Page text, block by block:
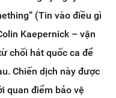
(Tin vào điều gì
Kaepernick – vận
chối hát quốc ca để
Chiến dịch này được
quan điểm bảo vệ